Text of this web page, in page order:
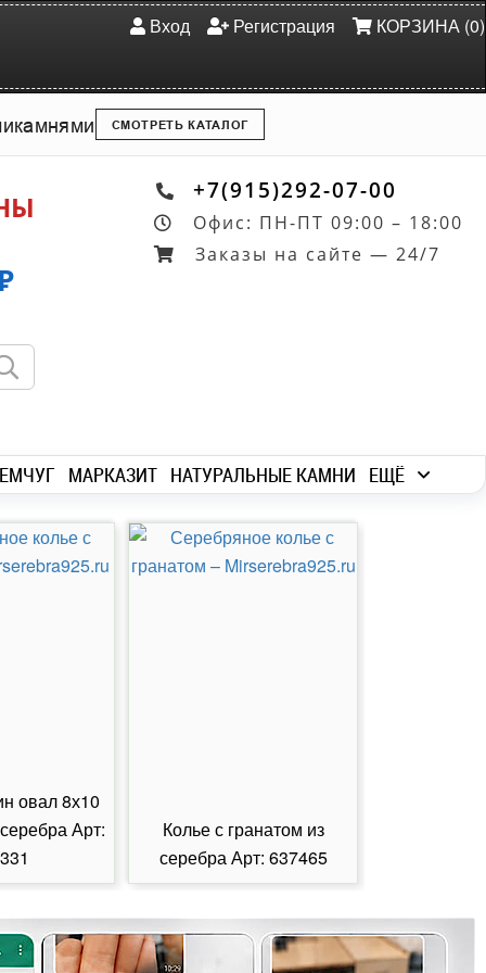
Вход Регистрация КОРЗИНА (0)
камнями СМОТРЕТЬ КАТАЛОГ
+7(915)292-07-00
Офис: ПН-ПТ 09:00 – 18:00
Заказы на сайте — 24/7
МАРКАЗИТ НАТУРАЛЬНЫЕ КАМНИ ЕЩЁ
овал 8х10
Арт:
Колье с гранатом из
серебра Арт: 637465